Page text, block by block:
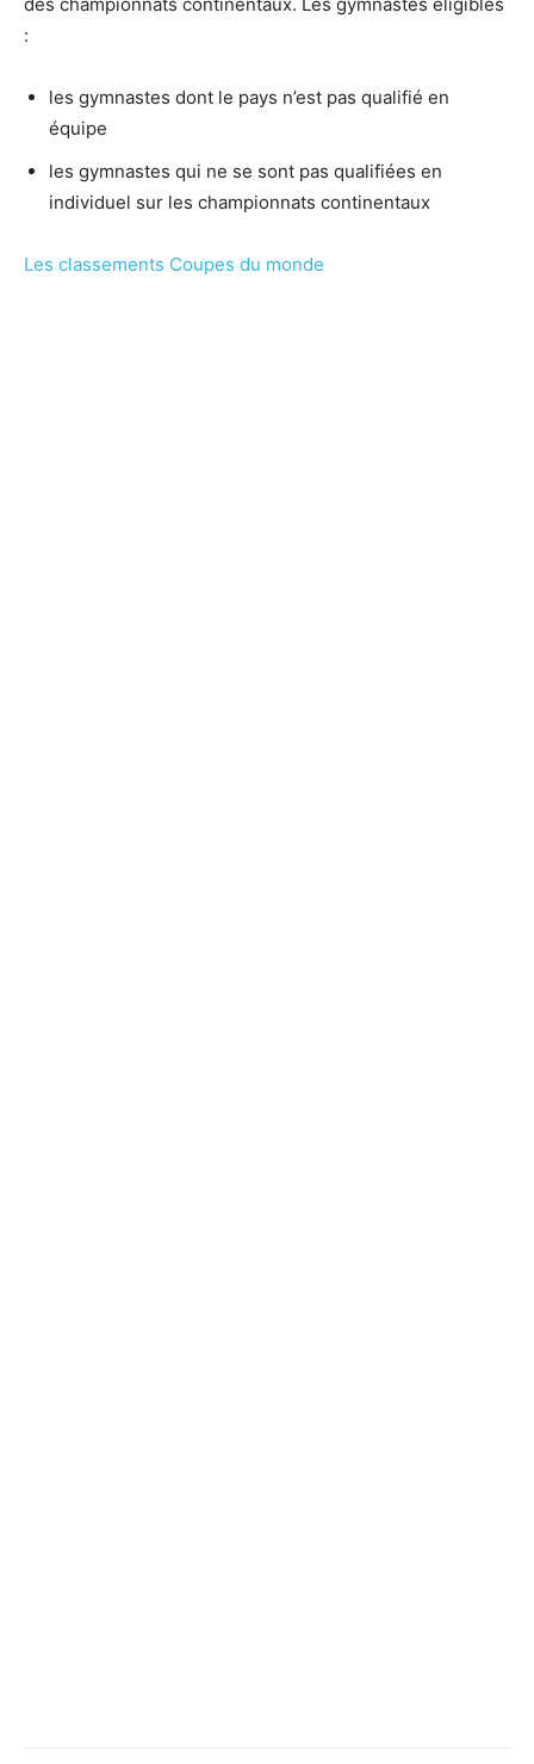
:
les gymnastes dont le pays n’est pas qualifié en
équipe
les gymnastes qui ne se sont pas qualifiées en
individuel sur les championnats continentaux
Les classements Coupes du monde